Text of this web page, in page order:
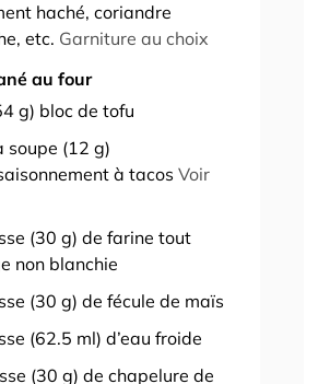
haché, coriandre
etc. Garniture au choix
au four
g) bloc de tofu
soupe (12 g)
à tacos Voir
(30 g) de farine tout
non blanchie
(30 g) de fécule de maïs
(62.5 ml) d’eau froide
(30 g) de chapelure de